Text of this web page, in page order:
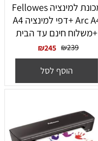
מכונת למינציה Fellowes
Arc A4 +דפי למינציה A4
+משלוח חינם עד הבית
₪239
₪245
הוסף לסל